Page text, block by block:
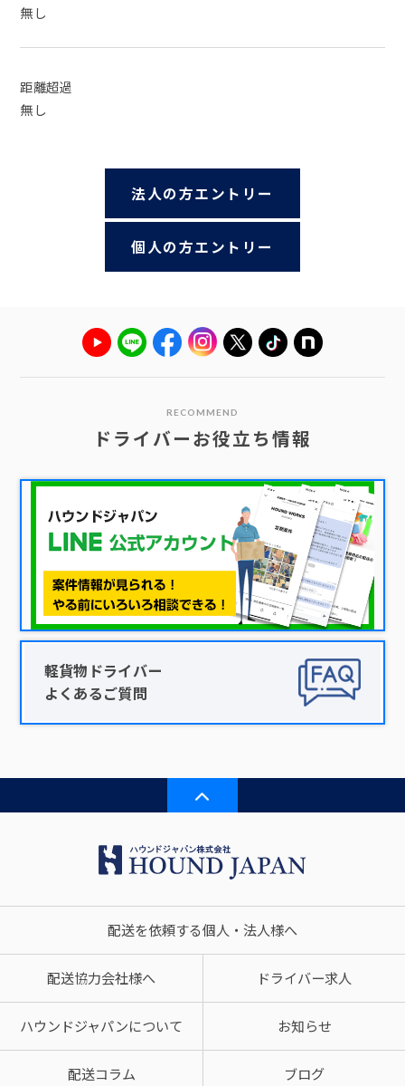
無し
距離超過
無し
法人の方エントリー
個人の方エントリー
RECOMMEND
ドライバーお役立ち情報
軽貨物ドライバー
よくあるご質問
配送を依頼する個人・法人様へ
配送協力会社様へ ドライバー求人
ハウンドジャパンについて お知らせ
配送コラム ブログ